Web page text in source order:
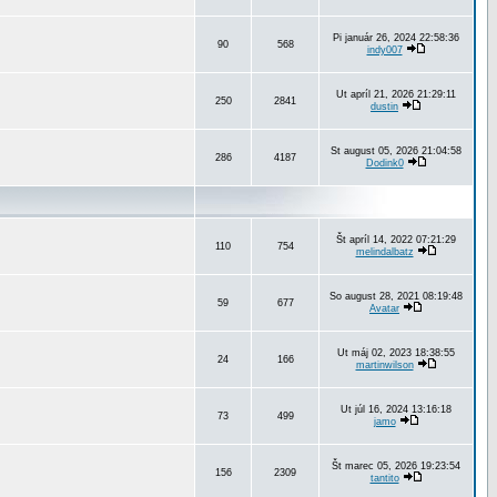
90 568
Pi január 26, 2024 22:58:36
indy007
250 2841
Ut apríl 21, 2026 21:29:11
dustin
286 4187
St august 05, 2026 21:04:58
Dodink0
110 754
Št apríl 14, 2022 07:21:29
melindalbatz
59 677
So august 28, 2021 08:19:48
Avatar
24 166
Ut máj 02, 2023 18:38:55
martinwilson
73 499
Ut júl 16, 2024 13:16:18
jamo
156 2309
Št marec 05, 2026 19:23:54
tantito